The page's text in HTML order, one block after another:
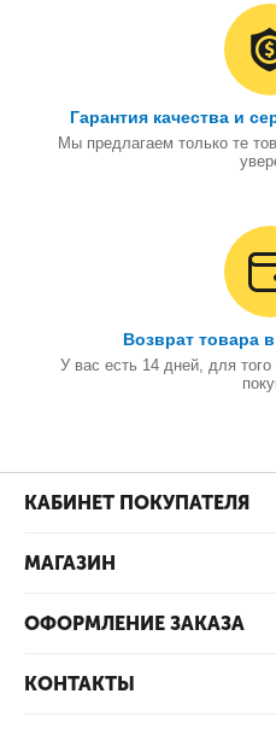
Гарантия качества и
Мы предлагаем только те
Возврат товара
У вас есть 14 дней, для
КАБИНЕТ ПОКУПАТЕЛЯ
МАГАЗИН
ОФОРМЛЕНИЕ ЗАКАЗА
КОНТАКТЫ